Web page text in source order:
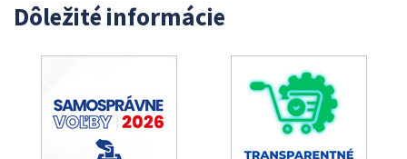
Dôležité informácie